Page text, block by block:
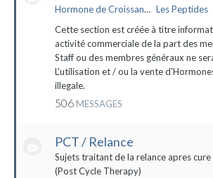
Hormone de Croissance (HGH) Les Peptides
Cette section est créée à titre
activité commerciale de la part des
Staff ou des membres généraux ne
L'utilisation et / ou la vente
illegale.
506 MESSAGES
PCT / Relance
Sujets traitant de la relance apres cure
(Post Cycle Therapy)